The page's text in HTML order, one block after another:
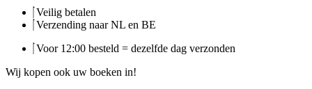
Veilig betalen
Verzending naar NL en BE
Voor 12:00 besteld = dezelfde dag verzonden
Wij kopen ook uw boeken in!